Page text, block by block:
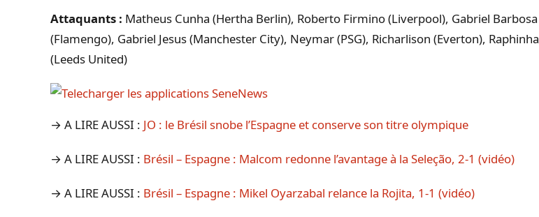
Attaquants : Matheus Cunha (Hertha Berlin), Roberto Firmino (Liverpool), Gabriel Barbosa
(Flamengo), Gabriel Jesus (Manchester City), Neymar (PSG), Richarlison (Everton), Raphinha
(Leeds United)
→ A LIRE AUSSI : JO : le Brésil snobe l’Espagne et conserve son titre olympique
→ A LIRE AUSSI : Brésil – Espagne : Malcom redonne l’avantage à la Seleção, 2-1 (vidéo)
→ A LIRE AUSSI : Brésil – Espagne : Mikel Oyarzabal relance la Rojita, 1-1 (vidéo)